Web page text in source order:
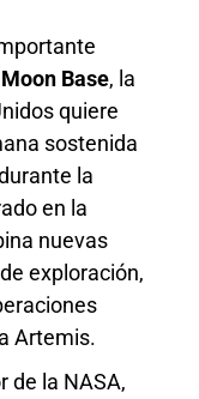
Moon Base, la
quiere
sostenida
la
en la
nuevas
exploración,
Artemis.
de la NASA,